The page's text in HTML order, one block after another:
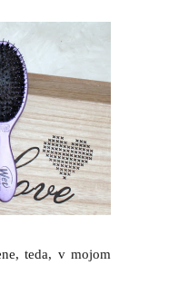
teda, v mojom